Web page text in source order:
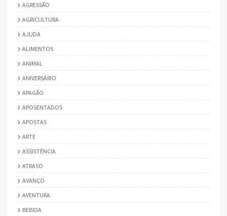
AGRESSÃO
AGRICULTURA
AJUDA
ALIMENTOS
ANIMAL
ANIVERSÁRIO
APAGÃO
APOSENTADOS
APOSTAS
ARTE
ASSISTÊNCIA
ATRASO
AVANÇO
AVENTURA
BEBIDA